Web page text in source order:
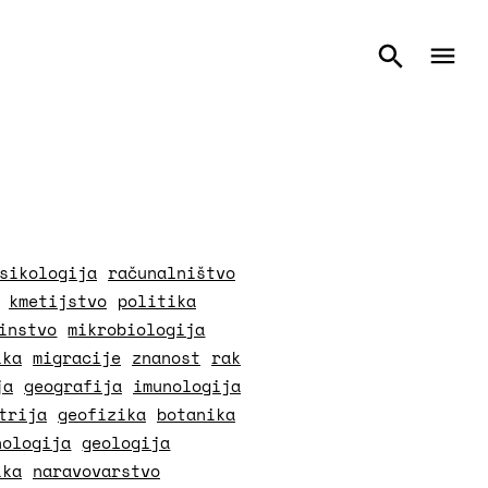
računalništvo
kmetijstvo politika
mikrobiologija
migracije znanost rak
geografija imunologija
geofizika botanika
geologija
naravovarstvo